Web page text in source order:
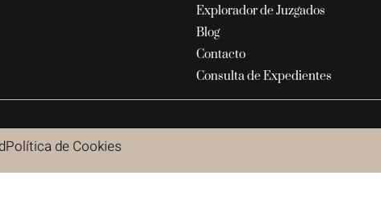
Explorador de Juzgados
Blog
Contacto
Consulta de Expedientes
Política de Cookies